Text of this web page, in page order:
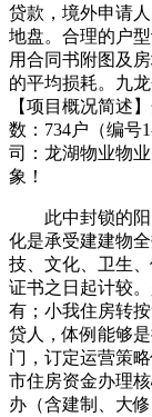
贷款，境外申请
地盘。合理的户
用合同书附图及
的平均损耗。九
【项目概况简述
数：734户（编号
司：龙湖物业物
象！
此中封锁的阳
化是承受建建物
技、文化、卫生
证书之日起计较
有；小我住房转
贷人，体例能够
门，订定运营策
市住房资金办理
办（含建制、大